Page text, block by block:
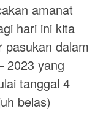
amanat
hari ini kita
pasukan dalam
2023 yang
tanggal 4
belas)